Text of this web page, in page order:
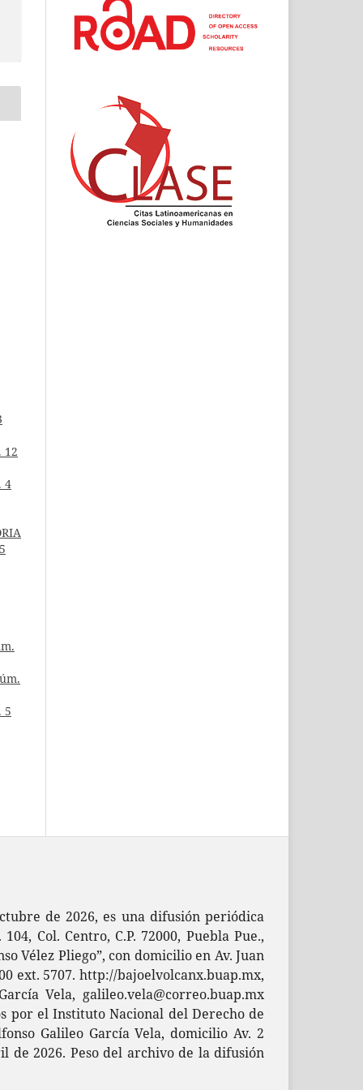
12
4
5
de 2026, es una difusión periódica
Col. Centro, C.P. 72000, Puebla Pue.,
Vélez Pliego”, con domicilio en Av. Juan
ext. 5707. http://bajoelvolcanx.buap.mx,
Vela, galileo.vela@correo.buap.mx
por el Instituto Nacional del Derecho de
Galileo García Vela, domicilio Av. 2
de 2026. Peso del archivo de la difusión